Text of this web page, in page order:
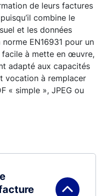
de leurs factures
combine le
et les données
EN16931 pour un
facile à mette en œuvre,
adapté aux capacités
vocation à remplacer
« simple », JPEG ou